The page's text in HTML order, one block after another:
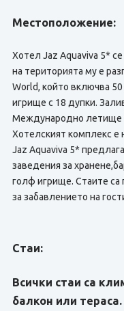
Местоположение:
Хотел Jaz Aquaviva 5*
на територията му е
World, който включва
игрище с 18 дупки.
Международно летище
Хотелският комплекс е
Jaz Aquaviva 5*
заведения за
голф игрище. Стаите са
за забавлението на
Стаи:
Всички стаи са
балкон или